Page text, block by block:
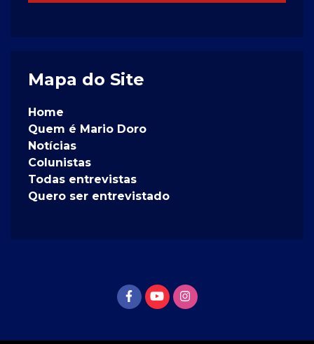
Mapa do Site
Home
Quem é Mario Doro
Notícias
Colunistas
Todas entrevistas
Quero ser entrevistado